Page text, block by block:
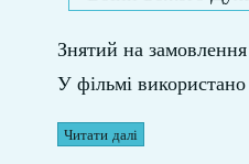
Знятий на
У фільмі використано
Читати далі